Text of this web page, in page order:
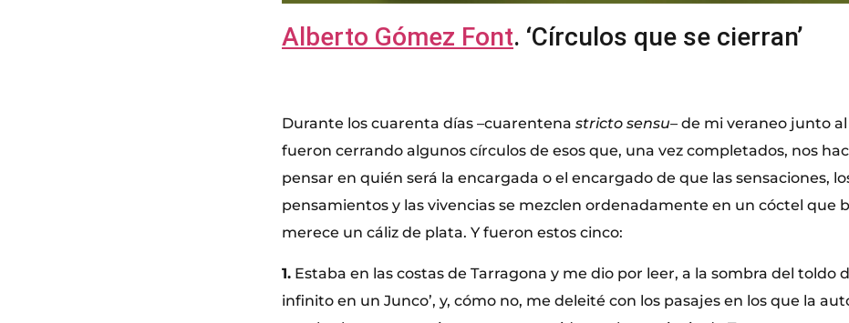
Alberto Gómez Font. ‘Círculos que se cierran’
Durante los cuarenta días –cuarentena stricto sensu– de mi veraneo junto
fueron cerrando algunos círculos de esos que, una vez completados, nos
pensar en quién será la encargada o el encargado de que las sensaciones,
pensamientos y las vivencias se mezclen ordenadamente en un cóctel que
merece un cáliz de plata. Y fueron estos cinco:
1. Estaba en las costas de Tarragona y me dio por leer, a la sombra del toldo
infinito en un Junco’, y, cómo no, me deleité con los pasajes en los que la